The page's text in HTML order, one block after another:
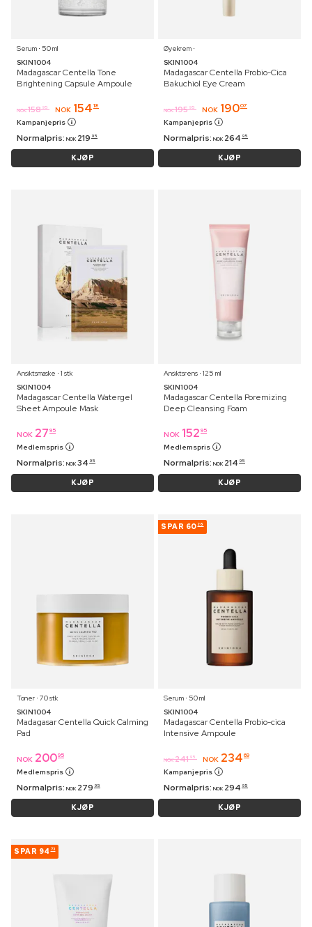
Serum ⋅ 50 ml
SKIN1004
Madagascar Centella Tone
Brightening Capsule Ampoule
NOK 158 95 NOK 154 18
Kampanjepris
Normalpris: NOK 219 95
KJØP
Øyekrem ⋅
SKIN1004
Madagascar Centella Probio-Cica
Bakuchiol Eye Cream
NOK 195 95 NOK 19007
Kampanjepris
Normalpris: NOK 264 95
KJØP
Ansiktsmaske ⋅ 1 stk
SKIN1004
Madagascar Centella Watergel
Sheet Ampoule Mask
NOK 27 95
Medlemspris
Normalpris: NOK 34 95
KJØP
Ansiktsrens ⋅ 125 ml
SKIN1004
Madagascar Centella Poremizing
Deep Cleansing Foam
NOK 152 95
Medlemspris
Normalpris: NOK 214 95
KJØP
Toner ⋅ 70 stk
SKIN1004
Madagasar Centella Quick Calming
Pad
NOK 20095
Medlemspris
Normalpris: NOK 279 95
KJØP
SPAR 60 26
Serum ⋅ 50 ml
SKIN1004
Madagascar Centella Probio-cica
Intensive Ampoule
NOK 241 95 NOK 234 69
Kampanjepris
Normalpris: NOK 294 95
KJØP
SPAR 94 73